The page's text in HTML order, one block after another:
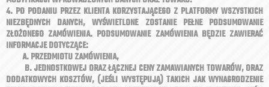
4. PO PODANIU PRZEZ KLIENTA KORZYSTAJĄCEGO Z PLATFORMY WSZYSTKICH
NIEZBĘDNYCH DANYCH, WYŚWIETLONE ZOSTANIE PEŁNE PODSUMOWANIE
ZŁOŻONEGO ZAMÓWIENIA. PODSUMOWANIE ZAMÓWIENIA BĘDZIE ZAWIERAĆ
INFORMACJE DOTYCZĄCE:
A. PRZEDMIOTU ZAMÓWIENIA,
B. JEDNOSTKOWEJ ORAZ ŁĄCZNEJ CENY ZAMAWIANYCH TOWARÓW, ORAZ
DODATKOWYCH KOSZTÓW, (JEŚLI WYSTĘPUJĄ) TAKICH JAK WYNAGRODZENIE